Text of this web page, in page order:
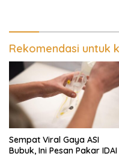
Rekomendasi untuk
Sempat Viral Gaya ASI
Bubuk, Ini Pesan Pakar IDAI